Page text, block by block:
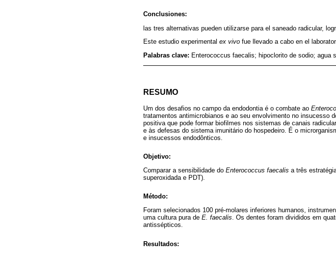
Conclusiones:
las tres alternativas pueden utilizarse para el saneado radicular,
Este estudio experimental ex vivo fue llevado a cabo en el
Palabras clave: Enterococcus faecalis; hipoclorito de sodio; agua
RESUMO
Um dos desafios no campo da endodontia é o combate ao
tratamentos antimicrobianos e ao seu envolvimento no insucesso
positiva que pode formar biofilmes nos sistemas de canais
e às defesas do sistema imunitário do hospedeiro. É o
e insucessos endodônticos.
Objetivo:
Comparar a sensibilidade do Enterococcus faecalis a três
superoxidada e PDT).
Método:
Foram selecionados 100 pré-molares inferiores humanos,
uma cultura pura de E. faecalis. Os dentes foram divididos em
antissépticos.
Resultados: